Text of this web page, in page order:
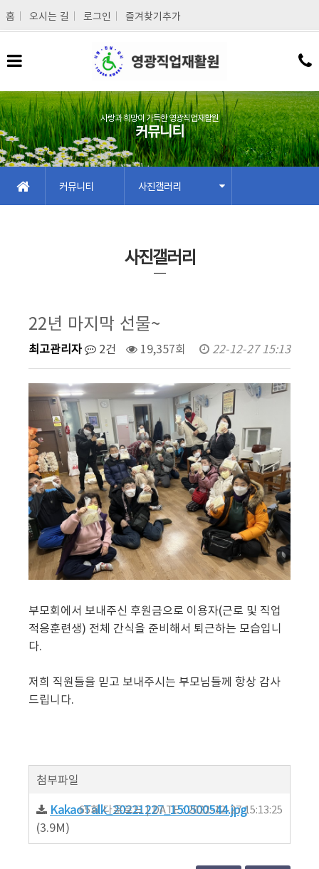
홈
오시는 길 로그인 즐겨찾기추가
사랑과 희망이 가득한 영광직업재활원
커뮤니티
커뮤니티 사진갤러리
사진갤러리
22년 마지막 선물~
최고관리자 2건 19,357회 22-12-27 15:13
부모회에서 보내주신 후원금으로 이용자(근로 및 직업
적응훈련생) 전체 간식을 준비해서 퇴근하는 모습입니
다.
저희 직원들을 믿고 보내주시는 부모님들께 항상 감사
드립니다.
첨부파일
KakaoTalk_20221227_150500544.jpg
(3.9M)
65회 다운로드 | DATE : 2022-12-27 15:13:25